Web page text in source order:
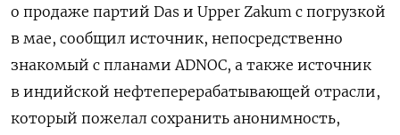
о продаже партий Das и Upper Zakum ‌с погрузкой
в мае, сообщил источник, непосредственно
знакомый с планами ADNOC, а также источник
в индийской нефтеперерабатывающей отрасли,
который пожелал сохранить анонимность,